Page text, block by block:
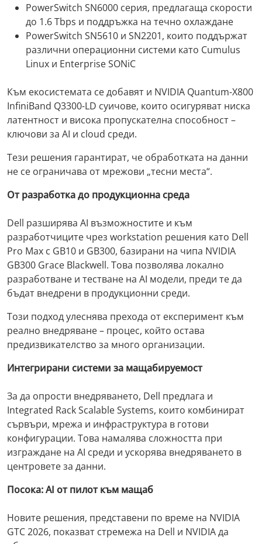
PowerSwitch SN6000 серия, предлагаща скорости
до 1.6 Tbps и поддръжка на течно охлаждане
PowerSwitch SN5610 и SN2201, които поддържат
различни операционни системи като Cumulus
Linux и Enterprise SONiC
Към екосистемата се добавят и NVIDIA Quantum-X800
InfiniBand Q3300-LD суичове, които осигуряват ниска
латентност и висока пропускателна способност –
ключови за AI и cloud среди.
Тези решения гарантират, че обработката на данни
не се ограничава от мрежови „тесни места“.
От разработка до продукционна среда
Dell разширява AI възможностите и към
разработчиците чрез workstation решения като Dell
Pro Max с GB10 и GB300, базирани на чипа NVIDIA
GB300 Grace Blackwell. Това позволява локално
разработване и тестване на AI модели, преди те да
бъдат внедрени в продукционни среди.
Този подход улеснява прехода от експеримент към
реално внедряване – процес, който остава
предизвикателство за много организации.
Интегрирани системи за мащабируемост
За да опрости внедряването, Dell предлага и
Integrated Rack Scalable Systems, които комбинират
сървъри, мрежа и инфраструктура в готови
конфигурации. Това намалява сложността при
изграждане на AI среди и ускорява внедряването в
центровете за данни.
Посока: AI от пилот към мащаб
Новите решения, представени по време на NVIDIA
GTC 2026, показват стремежа на Dell и NVIDIA да